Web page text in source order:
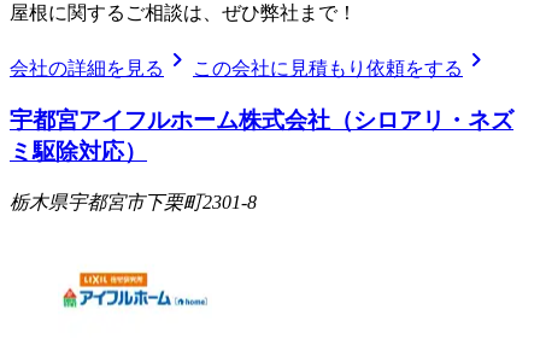
屋根に関するご相談は、ぜひ弊社まで！
会社の詳細を見る chevron_right この会社に見積もり依頼をする chevron_right
宇都宮アイフルホーム株式会社（シロアリ・ネズ
ミ駆除対応）
栃木県宇都宮市下栗町2301-8